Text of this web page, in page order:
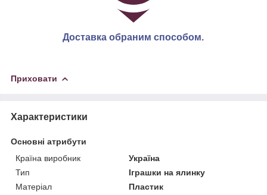
Доставка обраним способом.
Приховати
Характеристики
Основні атрибути
Країна виробник
Україна
Тип
Іграшки на ялинку
Матеріал
Пластик